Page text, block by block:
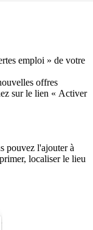
emploi » de votre
offres
sur le lien « Activer
pouvez l'ajouter à
localiser le lieu